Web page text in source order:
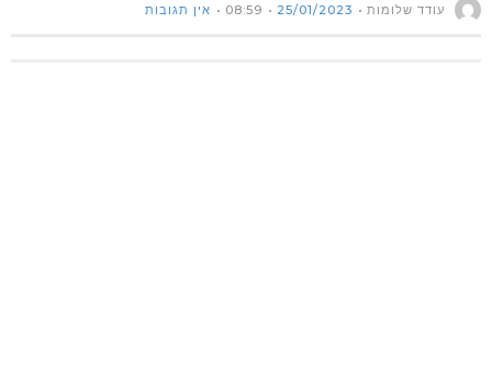
עודד שלומות 25/01/2023
08:59 אין תגובות